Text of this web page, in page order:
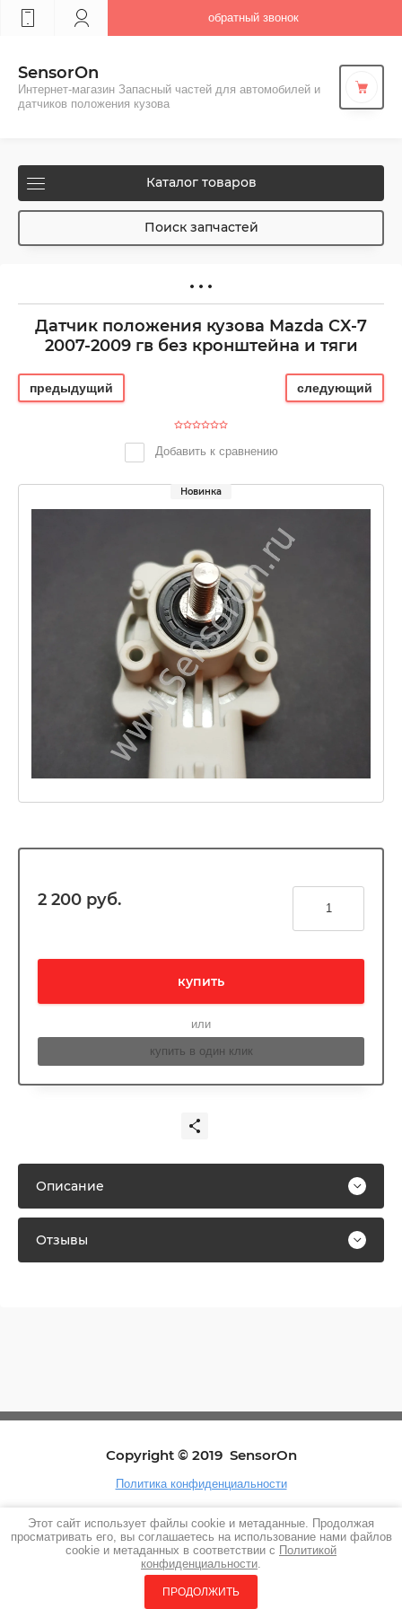
обратный звонок
SensorOn
Интернет-магазин Запасный частей для автомобилей и
датчиков положения кузова
Каталог товаров
Поиск запчастей
Датчик положения кузова Mazda CX-7
2007-2009 гв без кронштейна и тяги
предыдущий следующий
Добавить к сравнению
Новинка
2 200 руб.
купить
или
купить в один клик
Описание
Отзывы
Copyright © 2019 SensorOn
Политика конфиденциальности
Россия, г. Москва, ул. Ивановская, д. 23, м.
Тимирязевская. Телефон 8-985-436-32-00
Создание сайтаМегагрупп
Этот сайт использует файлы cookie и метаданные. Продолжая
просматривать его, вы соглашаетесь на использование нами файлов
cookie и метаданных в соответствии с Политикой
конфиденциальности.
ПРОДОЛЖИТЬ